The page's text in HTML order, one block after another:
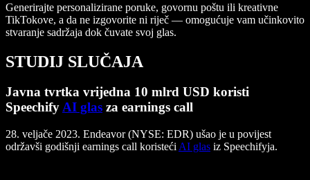
Generirajte personalizirane poruke, govornu poštu ili kreativne
TikTokove, a da ne izgovorite ni riječ — omogućuje vam učinkovito
stvaranje sadržaja dok čuvate svoj glas.
STUDIJ SLUČAJA
Javna tvrtka vrijedna 10 mlrd USD koristi
SpeechifyAI glas za earnings call
28. veljače 2023. Endeavor (NYSE: EDR) ušao je u povijest
održavši godišnji earnings call koristeći AI glas iz Speechifyja.